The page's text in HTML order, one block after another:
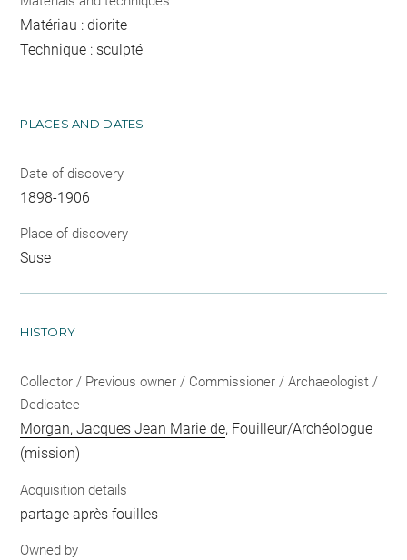
Matériau : diorite
Technique : sculpté
PLACES AND DATES
Date of discovery
1898-1906
Place of discovery
Suse
HISTORY
Collector / Previous owner / Commissioner / Archaeologist /
Dedicatee
Morgan, Jacques Jean Marie de, Fouilleur/Archéologue
(mission)
Acquisition details
partage après fouilles
Owned by